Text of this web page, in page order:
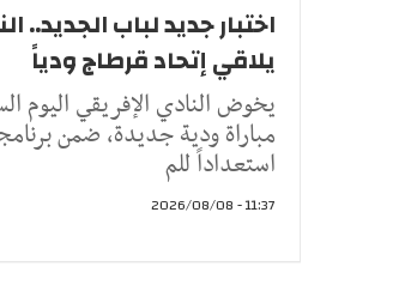
اختبار جديد لباب الجديد..
يلاقي إتحاد قرطاج ودياً
مباراة ودية جديدة، ضمن
استعداداً للم
11:37 - 2026/08/08